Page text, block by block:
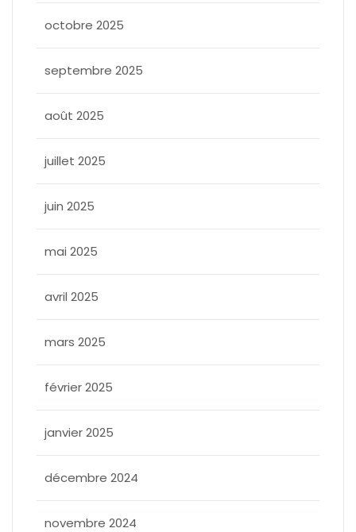
octobre 2025
septembre 2025
août 2025
juillet 2025
juin 2025
mai 2025
avril 2025
mars 2025
février 2025
janvier 2025
décembre 2024
novembre 2024